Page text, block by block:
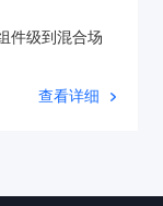
件级到混合场
查看详细